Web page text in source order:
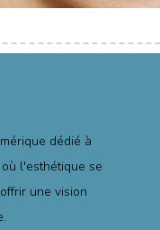
dédié à
l'esthétique se
une vision